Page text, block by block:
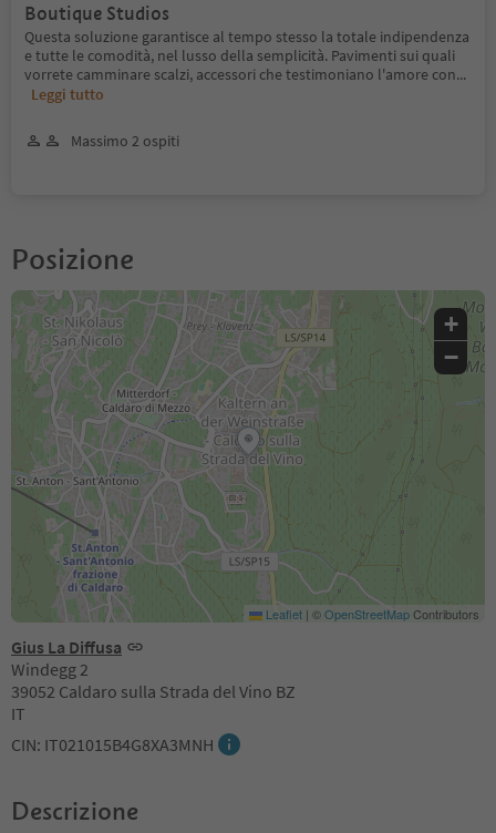
Boutique Studios
Questa soluzione garantisce al tempo stesso la totale indipendenza
e tutte le comodità, nel lusso della semplicità. Pavimenti sui quali
vorrete camminare scalzi, accessori che testimoniano l'amore con...
Leggi tutto
Massimo 2 ospiti
Posizione
Gius La Diffusa
Windegg 2
39052 Caldaro sulla Strada del Vino BZ
IT
CIN: IT021015B4G8XA3MNH
+
−
Leaflet | ©OpenStreetMapContributors
Descrizione